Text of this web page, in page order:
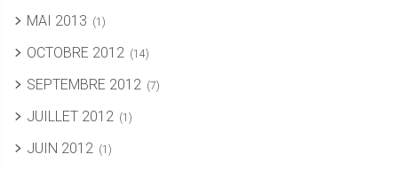
MAI 2013 (1)
OCTOBRE 2012 (14)
SEPTEMBRE 2012 (7)
JUILLET 2012 (1)
JUIN 2012 (1)